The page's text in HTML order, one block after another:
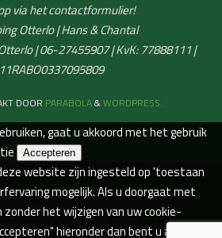
via het contactformulier!
Otterlo | Hans & Chantal
| 06-27455907 | KvK: 77888111 |
DOOR PARABOLA&WORDPRESS.
gaat u akkoord met het gebruik
Accepteren
website zijn ingesteld op 'toestaan
mogelijk. Als u doorgaat met
het wijzigen van uw cookie-
hieronder dan bent u akkoord